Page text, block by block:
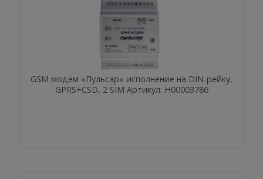
GSM модем «Пульсар» исполнение на DIN-рейку,
GPRS+CSD, 2 SIM Артикул: Н00003786